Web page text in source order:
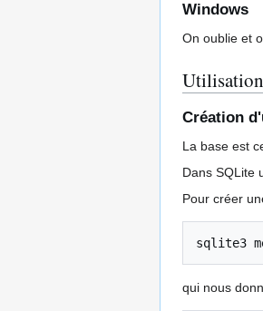
Windows
On oublie et
Utilisation
Création
La base est
Dans SQLite
Pour créer
sqlite3
qui nous